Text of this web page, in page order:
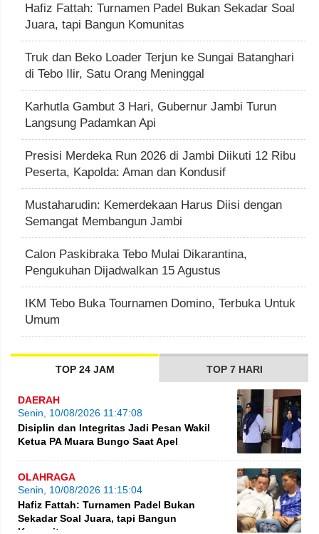
Hafiz Fattah: Turnamen Padel Bukan Sekadar Soal
Juara, tapi Bangun Komunitas
Truk dan Beko Loader Terjun ke Sungai Batanghari
di Tebo Ilir, Satu Orang Meninggal
Karhutla Gambut 3 Hari, Gubernur Jambi Turun
Langsung Padamkan Api
Presisi Merdeka Run 2026 di Jambi Diikuti 12 Ribu
Peserta, Kapolda: Aman dan Kondusif
Mustaharudin: Kemerdekaan Harus Diisi dengan
Semangat Membangun Jambi
Calon Paskibraka Tebo Mulai Dikarantina,
Pengukuhan Dijadwalkan 15 Agustus
IKM Tebo Buka Tournamen Domino, Terbuka Untuk
Umum
TOP 24 JAM TOP 7 HARI
DAERAH
Senin, 10/08/2026 11:47:08
Disiplin dan Integritas Jadi Pesan Wakil
Ketua PA Muara Bungo Saat Apel
OLAHRAGA
Senin, 10/08/2026 11:15:04
Hafiz Fattah: Turnamen Padel Bukan
Sekadar Soal Juara, tapi Bangun
Komunitas